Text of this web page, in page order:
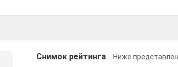
Снимок рейтинга
Ниже